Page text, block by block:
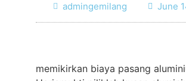
admingemilang June
memikirkan biaya pasang